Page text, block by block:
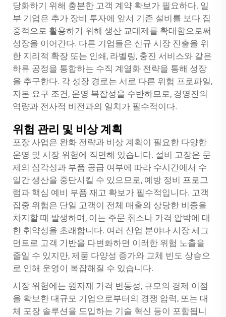
당화하기 위해 충분한 고객 계약 확보가 필요하다. 일
부 기업은 추가 장비 투자에 앞서 기존 설비를 보다 집
중적으로 활용하기 위해 생산 교대제를 확대함으로써
성장을 이어간다. 다른 기업들은 신규 시장 진출을 위
한 지리적 확장 또는 인쇄, 라벨링, 충진 서비스와 같은
하류 공정을 통합하는 수직 계열화 전략을 통해 성장
을 추구한다. 각 성장 경로는 서로 다른 위험 프로파일,
자본 요구 조건, 운영 복잡성을 수반하므로, 경영진의
역량과 전사적 비전과의 일치가 필수적이다.
위험 관리 및 비상 계획
포장 사업은 완화 전략과 비상 계획이 필요한 다양한
운영 및 시장 위험에 직면해 있습니다. 설비 고장은 문
제의 심각성과 부품 공급 여부에 따라 수시간에서 수
일간 생산을 중단시킬 수 있으므로, 예방 정비 프로그
램과 핵심 예비 부품 재고 확보가 필수적입니다. 고객
집중 위험은 단일 고객이 전체 매출의 상당한 비중을
차지할 때 발생하며, 이는 주문 취소나 가격 압박에 대
한 취약성을 초래합니다. 여러 산업 분야나 시장 세그
먼트로 고객 기반을 다변화하면 이러한 위험 노출을
줄일 수 있지만, 제품 다양성 증가와 교체 빈도 상승으
로 인해 운영이 복잡해질 수 있습니다.
시장 위험에는 원자재 가격 변동성, 규모의 경제 이점
을 확보한 대규모 기업으로부터의 경쟁 압력, 또는 대
체 포장 솔루션을 도입하는 기술 혁신 등이 포함됩니